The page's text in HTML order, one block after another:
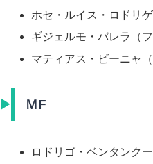
ホセ・ルイス・ロドリ
ギジェルモ・バレラ（
マティアス・ビーニャ
ＭF
ロドリゴ・ベンタンク